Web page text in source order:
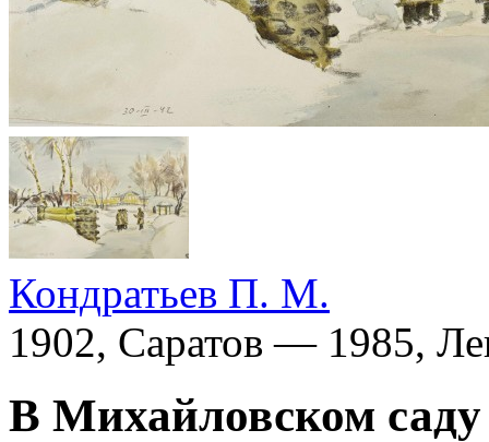
Кондратьев П. М.
1902, Саратов — 1985,
В Михайловском саду